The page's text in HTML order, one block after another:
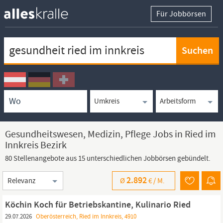
Für Jobbörsen
Ortssuche
Umkreissuche
Arbeitsform
Gesundheitswesen, Medizin, Pflege Jobs in Ried im
Innkreis Bezirk
80 Stellenangebote aus 15 unterschiedlichen Jobbörsen gebündelt.
Sortierung
Ø2.892€ / M.
Köchin Koch für Betriebskantine, Kulinario Ried
29.07.2026 Oberösterreich, Ried im Innkreis, 4910